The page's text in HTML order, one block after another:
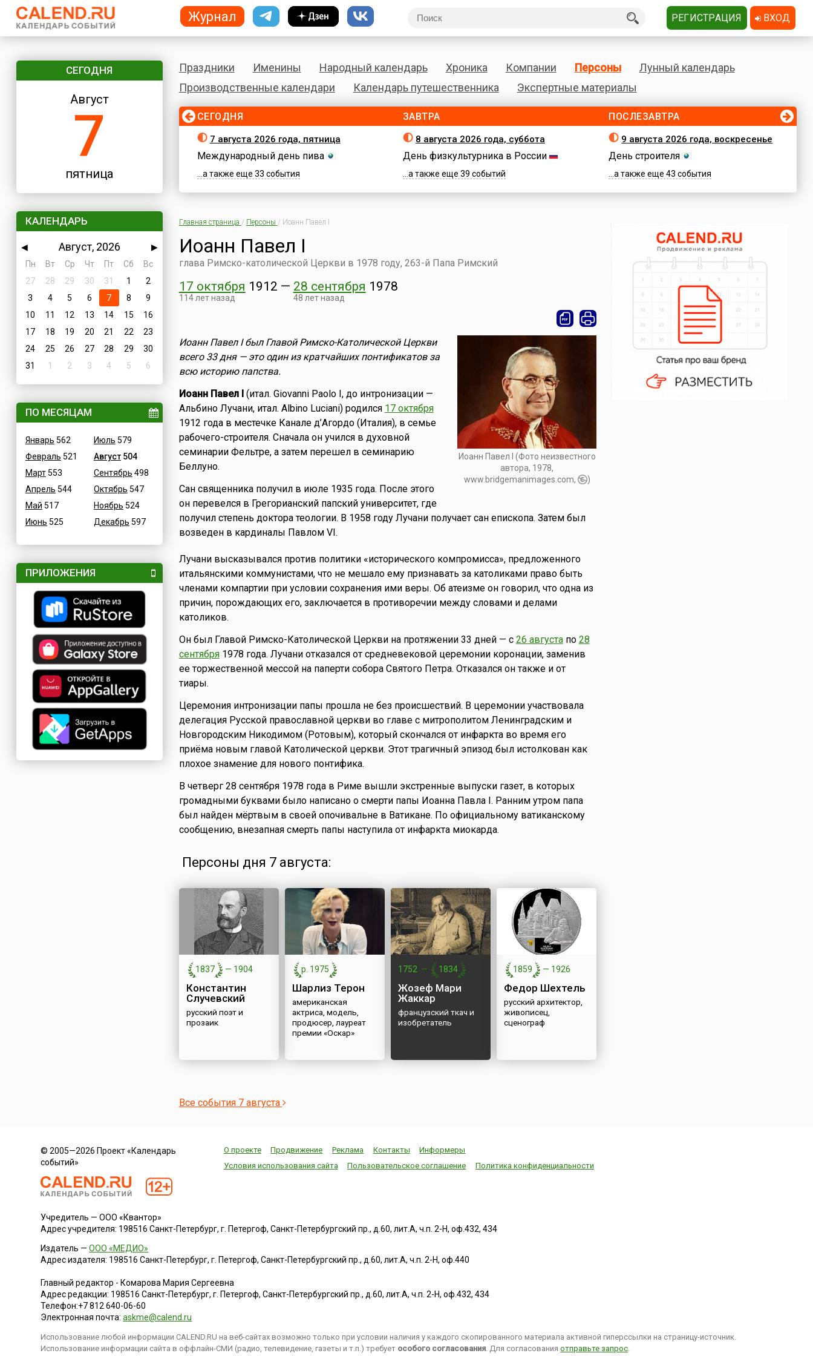
СЕГОДНЯ
Август
7
пятница
КАЛЕНДАРЬ
◀ Август, 2026
▶
Пн
Вт Ср Чт Пт Сб
Вс
27
28 29 30 31 1
2
3
4 5 6 7 8
9
10
11 12 13 14 15
16
17
18 19 20 21 22
23
24
25 26 27 28 29
30
31
1 2 3 4 5 6
ПО МЕСЯЦАМ
Январь 562
Февраль 521
Март553
Апрель 544
Май 517
Июнь 525
Июль 579
Август504
Сентябрь 498
Октябрь 547
Ноябрь 524
Декабрь 597
ПРИЛОЖЕНИЯ
Праздники Именины Народный календарь Хроника Компании Персоны
Лунный календарь
Производственные календари
Календарь путешественника Экспертные материалы
СЕГОДНЯ
7 августа 2026 года, пятница
Международный день пива
...а также еще 33 события
ЗАВТРА
8 августа 2026 года, суббота
День физкультурника в России
...а также еще 39 событий
ПОСЛЕЗАВТРА
9 августа 2026 года, воскресенье
День строителя
...а также еще 43 события
Главная страница / Персоны / Иоанн Павел I
Иоанн Павел I
глава Римско-католической Церкви в 1978 году, 263-й Папа Римский
17 октября 1912
114 лет назад
— 28 сентября 1978
48 лет назад
Иоанн Павел I (Фото неизвестного
автора, 1978,
www.bridgemanimages.com,
)
Иоанн Павел I был Главой Римско-Католической Церкви
всего 33 дня — это один из кратчайших понтификатов за
всю историю папства.
Иоанн Павел I(итал. Giovanni Paolo I, до интронизации —
Альбино Лучани, итал. Albino Luciani) родился 17 октября
1912 года в местечке Канале д’Агордо (Италия), в семье
рабочего-строителя. Сначала он учился в духовной
семинарии Фельтре, а затем перешел в семинарию
Беллуно.
Сан священника получил в июле 1935 года. После этого
он перевелся в Грегорианский папский университет, где
получил степень доктора теологии. В 1958 году Лучани получает сан епископа. Затем был
возведен в кардиналы Павлом VI.
Лучани высказывался против политики «исторического компромисса», предложенного
итальянскими коммунистами, что не мешало ему признавать за католиками право быть
членами компартии при условии сохранения ими веры. Об атеизме он говорил, что одна из
причин, порождающих его, заключается в противоречии между словами и делами
католиков.
Он был Главой Римско-Католической Церкви на протяжении 33 дней — с 26 августапо 28
сентября1978 года. Лучани отказался от средневековой церемонии коронации, заменив
ее торжественной мессой на паперти собора Святого Петра. Отказался он также и от
тиары.
Церемония интронизации папы прошла не без происшествий. В церемонии участвовала
делегация Русской православной церкви во главе с митрополитом Ленинградским и
Новгородским Никодимом (Ротовым), который скончался от инфаркта во время его
приёма новым главой Католической церкви. Этот трагичный эпизод был истолкован как
плохое знамение для нового понтифика.
В четверг 28 сентября 1978 года в Риме вышли экстренные выпуски газет, в которых
громадными буквами было написано о смерти папы Иоанна Павла I. Ранним утром папа
был найден мёртвым в своей опочивальне в Ватикане. По официальному ватиканскому
сообщению, внезапная смерть папы наступила от инфаркта миокарда.
Персоны дня 7 августа:
1837 — 1904
Константин
Случевский
русский поэт и
прозаик
р. 1975
Шарлиз Терон
американская
актриса, модель,
продюсер, лауреат
премии «Оскар»
1752 — 1834
Жозеф Мари
Жаккар
французский ткач и
изобретатель
1859 — 1926
Федор Шехтель
русский архитектор,
живописец,
сценограф
Все события 7 августа
© 2005—2026 Проект «Календарь
событий»
О проекте Продвижение Реклама Контакты
Информеры
Условия использования сайта
Пользовательское соглашение Политика конфиденциальности
Учредитель — ООО «Квантор»
Адрес учредителя: 198516 Санкт-Петербург, г. Петергоф, Санкт-Петербургский пр., д.60, лит.А, ч.п. 2-Н, оф.432, 434
Издатель —ООО «МЕДИО»
Адрес издателя: 198516 Санкт-Петербург, г. Петергоф, Санкт-Петербургский пр., д.60, лит.А, ч.п. 2-Н, оф.440
Главный редактор - Комарова Мария Сергеевна
Адрес редакции: 198516 Санкт-Петербург, г. Петергоф,Санкт-Петербургский пр., д.60, лит.А, ч.п. 2-Н, оф.432, 434
Телефон:+7 812 640-06-60
Электронная почта:askme@calend.ru
Использование любой информации CALEND.RU на веб-сайтах возможно только при условии наличия у каждого скопированного материала активной гиперссылки на страницу-источник.
Использование информации сайта в оффлайн-СМИ (радио, телевидение, газеты и т.п.) требует особого согласования. Для согласованияотправьте запрос.
Журнал РЕГИСТРАЦИЯ ВХОД